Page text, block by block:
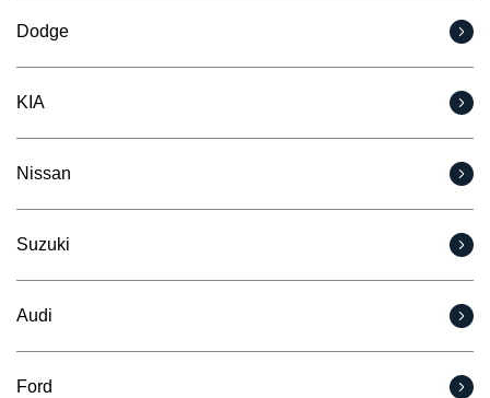
Dodge
KIA
Nissan
Suzuki
Audi
Ford